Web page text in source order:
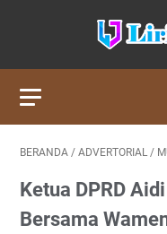
BERANDA / ADVERTORIAL /
Ketua DPRD
Bersama